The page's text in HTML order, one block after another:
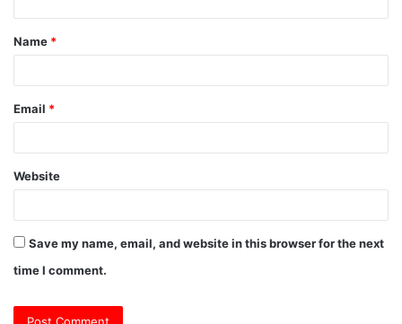
t
*
Name *
Email *
Website
Save my name, email, and website in this browser for the next
time I comment.